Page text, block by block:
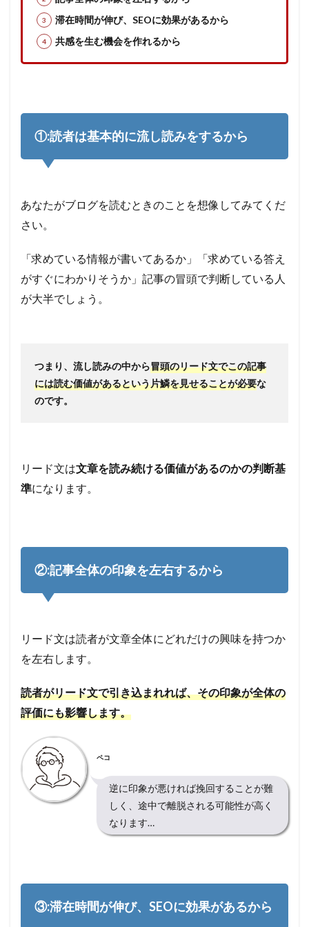
プ⑤:
読者の
後押し
5
け】
リー
につ
＆A
に:
ド文
にこ
だわ
の成
功に
繋が
りま
滞在時間が伸び、SEOに効果があるから
共感を生む機会を作れるから
①:読者は基本的に流し読みをするから
あなたがブログを読むときのことを想像してみてくだ
さい。
「求めている情報が書いてあるか」「求めている答え
がすぐにわかりそうか」記事の冒頭で判断している人
が大半でしょう。
つまり、流し読みの中から冒頭のリード文でこの記事
には読む価値があるという片鱗を見せることが必要な
のです。
リード文は文章を読み続ける価値があるのかの判断基
準になります。
②:記事全体の印象を左右するから
リード文は読者が文章全体にどれだけの興味を持つか
を左右します。
読者がリード文で引き込まれれば、その印象が全体の
評価にも影響します。
ペコ
逆に印象が悪ければ挽回することが難
しく、途中で離脱される可能性が高く
なります…
③:滞在時間が伸び、SEOに効果があるから